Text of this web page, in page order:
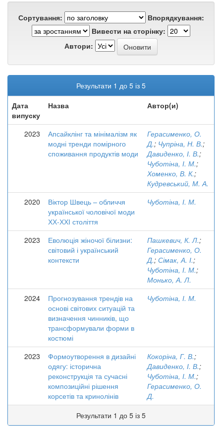
Сортування:
Впорядкування:
Вивести на сторінку:
Автори:
Результати 1 до 5 із 5
Дата
випуску
Назва Автор(и)
2023
Апсайклінг та мінімалізм як
модні тренди помірного
споживання продуктів моди
Герасименко, О.
Д.; Чупріна, Н. В.;
Давиденко, І. В.;
Чуботіна, І. М.;
Хоменко, В. К.;
Кудревський, М. А.
2020
Віктор Швець – обличчя
української чоловічої моди
ХХ-ХХІ століття
Чуботіна, І. М.
2023
Еволюція жіночої білизни:
світовий і український
контексти
Пашкевич, К. Л.;
Герасименко, О.
Д.; Сімак, А. І.;
Чуботіна, І. М.;
Монько, А. Л.
2024
Прогнозування трендів на
основі світових ситуацій та
визначення чинників, що
трансформували форми в
костюмі
Чуботіна, І. М.
2023
Формоутворення в дизайні
одягу: історична
реконструкція та сучасні
композиційні рішення
корсетів та кринолінів
Кокоріна, Г. В.;
Давиденко, І. В.;
Чуботіна, І. М.;
Герасименко, О.
Д.
Результати 1 до 5 із 5